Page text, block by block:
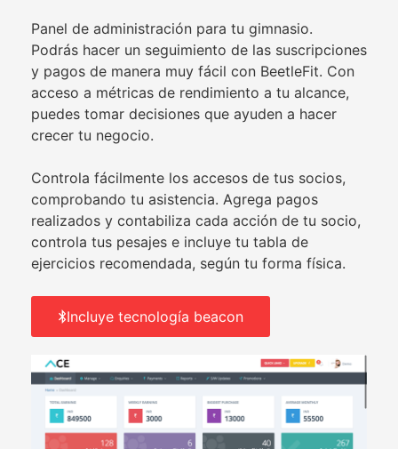
Panel de administración para tu gimnasio.
Podrás hacer un seguimiento de las suscripciones
y pagos de manera muy fácil con BeetleFit. Con
acceso a métricas de rendimiento a tu alcance,
puedes tomar decisiones que ayuden a hacer
crecer tu negocio.
Controla fácilmente los accesos de tus socios,
comprobando tu asistencia. Agrega pagos
realizados y contabiliza cada acción de tu socio,
controla tus pesajes e incluye tu tabla de
ejercicios recomendada, según tu forma física.
Incluye tecnología beacon